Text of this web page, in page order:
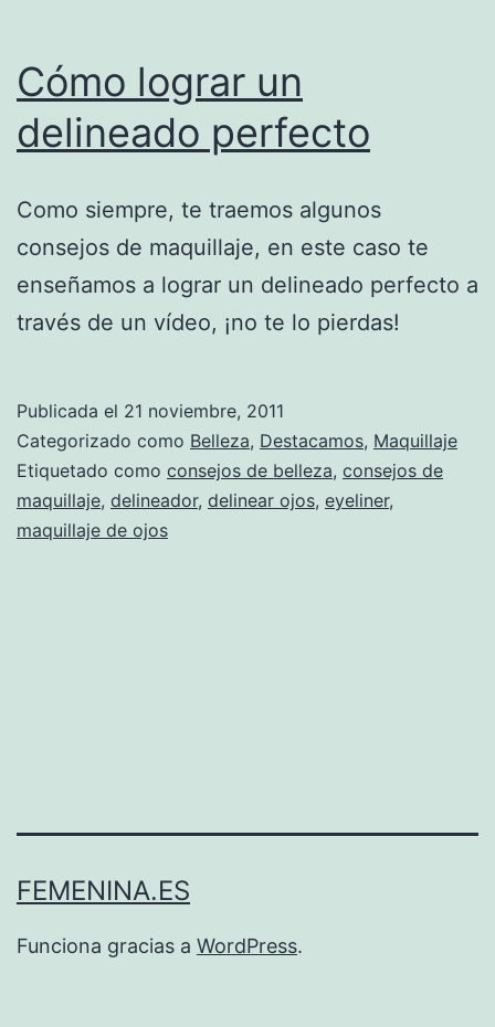
Cómo lograr un
delineado perfecto
Como siempre, te traemos algunos
consejos de maquillaje, en este caso te
enseñamos a lograr un delineado perfecto a
través de un vídeo, ¡no te lo pierdas!
Publicada el 21 noviembre, 2011
Categorizado como Belleza, Destacamos, Maquillaje
Etiquetado como consejos de belleza, consejos de
maquillaje, delineador, delinear ojos, eyeliner,
maquillaje de ojos
FEMENINA.ES
Funciona gracias a WordPress.